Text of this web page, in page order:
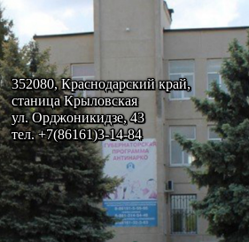
352080, Краснодарский край,
станица Крыловская
ул. Орджоникидзе, 43
тел. +7(86161)3-14-84